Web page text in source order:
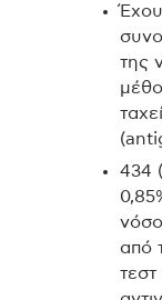
της
434
από
τεστ